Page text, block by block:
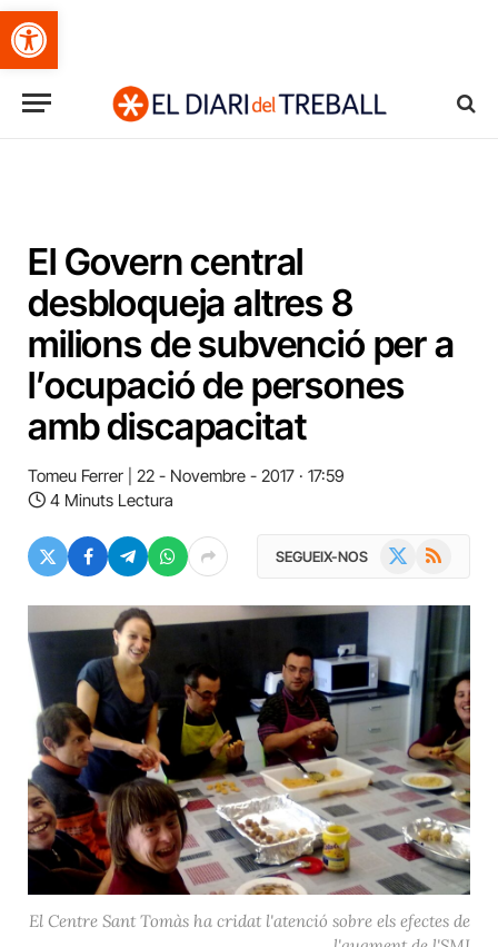
Obre la barra d'eines
El Govern central
desbloqueja altres 8
milions de subvenció per a
l’ocupació de persones
amb discapacitat
Tomeu Ferrer
22 - Novembre - 2017 · 17:59
4 Minuts Lectura
SEGUEIX-NOS RSS
El Centre Sant Tomàs ha cridat l'atenció sobre els efectes de